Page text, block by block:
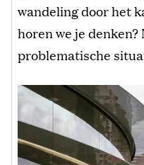
wandeling door het
horen we je
problematische